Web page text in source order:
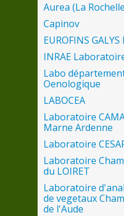
Aurea (La
Capinov
EUROFINS
INRAE
Labo
Oenologique
LABOCEA
Laboratoire
Marne Ardenne
Laboratoire
Laboratoire
du LOIRET
Laboratoire
de vegetaux
de l'Aude